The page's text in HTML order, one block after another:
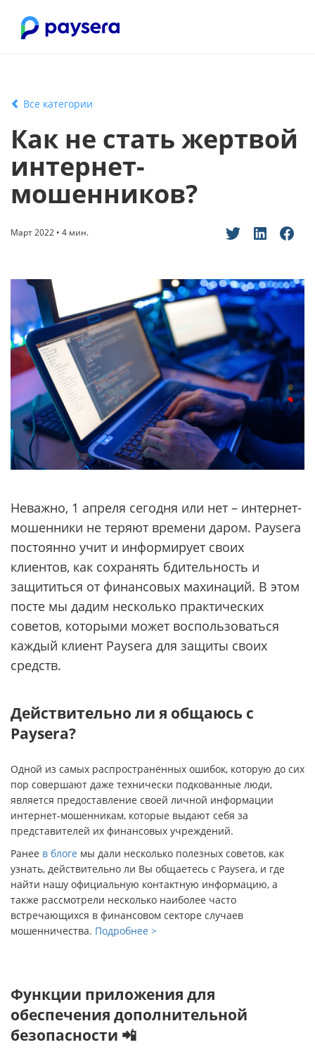
Все категории
Как не стать жертвой
интернет-
мошенников?
Март 2022 • 4 мин.
Неважно, 1 апреля сегодня или нет – интернет-
мошенники не теряют времени даром. Paysera
постоянно учит и информирует своих
клиентов, как сохранять бдительность и
защититься от финансовых махинаций. В этом
посте мы дадим несколько практических
советов, которыми может воспользоваться
каждый клиент Paysera для защиты своих
средств.
Действительно ли я общаюсь с
Paysera?
Одной из самых распространённых ошибок, которую до сих
пор совершают даже технически подкованные люди,
является предоставление своей личной информации
интернет-мошенникам, которые выдают себя за
представителей их финансовых учреждений.
Ранее в блоге мы дали несколько полезных советов, как
узнать, действительно ли Вы общаетесь с Paysera, и где
найти нашу официальную контактную информацию, а
также рассмотрели несколько наиболее часто
встречающихся в финансовом секторе случаев
мошенничества. Подробнее >
Функции приложения для
обеспечения дополнительной
безопасности 📲